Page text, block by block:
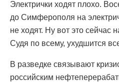
Электрички ходят плохо.
до Симферополя на
не ходят. Ну вот это сейчас
Судя по всему, ухудшится
В разведке связывают
российским